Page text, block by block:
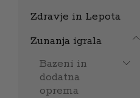
Zdravje in Lepota
Zunanja igrala
Bazeni in
dodatna
oprema